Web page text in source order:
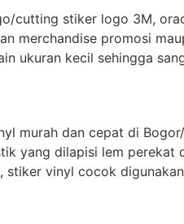
cutting stiker logo 3M,
merchandise promosi
ukuran kecil sehingga
murah dan cepat di
yang dilapisi lem perekat
stiker vinyl cocok